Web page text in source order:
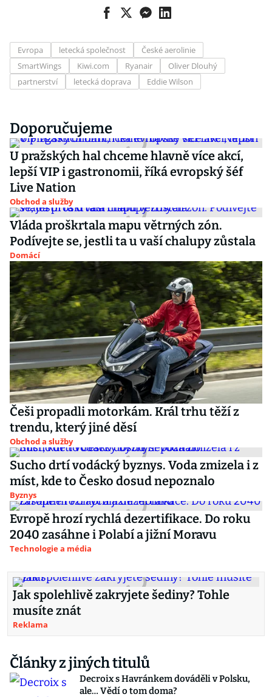
Evropa letecká společnost
České aerolinie
SmartWings
Kiwi.com Ryanair
Oliver Dlouhý
partnerství
letecká doprava Eddie Wilson
Doporučujeme
U pražských hal chceme hlavně více akcí,
lepší VIP i gastronomii, říká evropský šéf
Live Nation
Obchod a služby
Vláda proškrtala mapu větrných zón.
Podívejte se, jestli ta u vaší chalupy zůstala
Domácí
Češi propadli motorkám. Král trhu těží z
trendu, který jiné děsí
Obchod a služby
Sucho drtí vodácký byznys. Voda zmizela i z
míst, kde to Česko dosud nepoznalo
Byznys
Evropě hrozí rychlá dezertifikace. Do roku
2040 zasáhne i Polabí a jižní Moravu
Technologie a média
Jak spolehlivě zakryjete šediny? Tohle
musíte znát
Reklama
Články z jiných titulů
Decroix s Havránkem dováděli v Polsku,
ale… Vědí o tom doma?